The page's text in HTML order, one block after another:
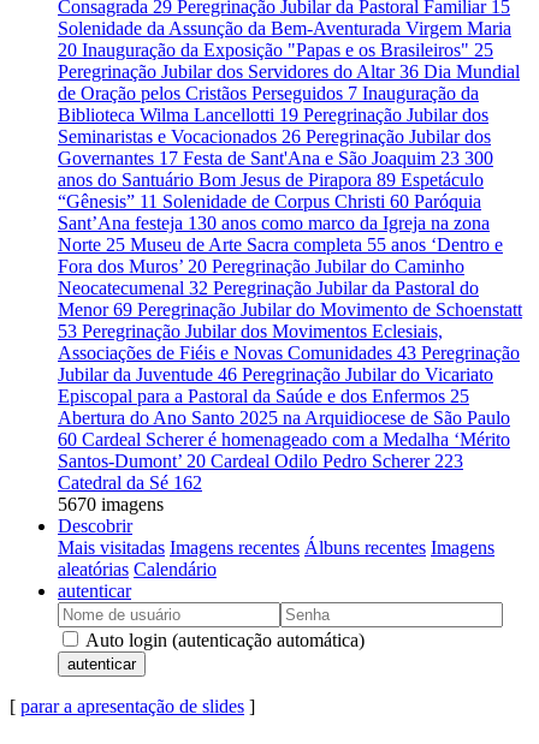
Consagrada 29 Peregrinação Jubilar da Pastoral Familiar 15
Solenidade da Assunção da Bem-Aventurada Virgem Maria
20 Inauguração da Exposição "Papas e os Brasileiros" 25
Peregrinação Jubilar dos Servidores do Altar36 Dia Mundial
de Oração pelos Cristãos Perseguidos 7 Inauguração da
Biblioteca Wilma Lancellotti 19 Peregrinação Jubilar dos
Seminaristas e Vocacionados 26 Peregrinação Jubilar dos
Governantes 17 Festa de Sant'Ana e São Joaquim 23 300
anos do Santuário Bom Jesus de Pirapora 89 Espetáculo
“Gênesis” 11 Solenidade de Corpus Christi 60 Paróquia
Sant’Ana festeja 130 anos como marco da Igreja na zona
Norte 25 Museu de Arte Sacra completa 55 anos ‘Dentro e
Fora dos Muros’ 20 Peregrinação Jubilar do Caminho
Neocatecumenal 32 Peregrinação Jubilar da Pastoral do
Menor69 Peregrinação Jubilar do Movimento de Schoenstatt
53 Peregrinação Jubilar dos Movimentos Eclesiais,
Associações de Fiéis e Novas Comunidades 43 Peregrinação
Jubilar da Juventude 46 Peregrinação Jubilar do Vicariato
Episcopal para a Pastoral da Saúde e dos Enfermos 25
Abertura do Ano Santo 2025 na Arquidiocese de São Paulo
60 Cardeal Scherer é homenageado com a Medalha ‘Mérito
Santos-Dumont’ 20 Cardeal Odilo Pedro Scherer 223
Catedral da Sé 162
5670 imagens
Descobrir
Mais visitadas Imagens recentes Álbuns recentes Imagens
aleatórias Calendário
autenticar
Auto login (autenticação automática)
autenticar
[ parar a apresentação de slides ]